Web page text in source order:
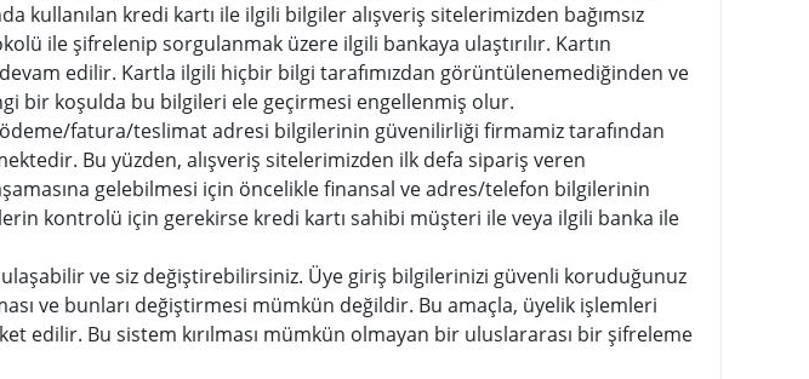
kullanılan kredi kartı ile ilgili bilgiler alışveriş sitelerimizden bağımsız
ile şifrelenip sorgulanmak üzere ilgili bankaya ulaştırılır. Kartın
edilir. Kartla ilgili hiçbir bilgi tarafımızdan görüntülenemediğinden ve
bir koşulda bu bilgileri ele geçirmesi engellenmiş olur.
fatura/teslimat adresi bilgilerinin güvenilirliği firmamiz tarafından
Bu yüzden, alışveriş sitelerimizden ilk defa sipariş veren
gelebilmesi için öncelikle finansal ve adres/telefon bilgilerinin
kontrolü için gerekirse kredi kartı sahibi müşteri ile veya ilgili banka ile
ve siz değiştirebilirsiniz. Üye giriş bilgilerinizi güvenli koruduğunuz
ve bunları değiştirmesi mümkün değildir. Bu amaçla, üyelik işlemleri
edilir. Bu sistem kırılması mümkün olmayan bir uluslararası bir şifreleme